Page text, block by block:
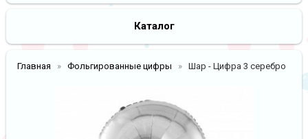
Каталог
Главная Фольгированные цифры Шар - Цифра 3 серебро